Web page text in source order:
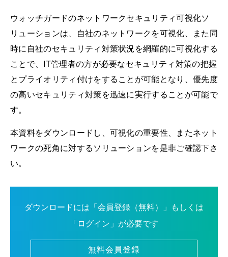
ウォッチガードのネットワークセキュリティ可視化ソ
リューションは、自社のネットワークを可視化、また同
時に自社のセキュリティ対策状況を網羅的に可視化する
ことで、IT管理者の方が必要なセキュリティ対策の把握
とプライオリティ付けをすることが可能となり、優先度
の高いセキュリティ対策を迅速に実行することが可能で
す。
本資料をダウンロードし、可視化の重要性、またネット
ワークの死角に対するソリューションを是非ご確認下さ
い。
ダウンロードには「会員登録（無料）」もしくは
「ログイン」が必要です
無料会員登録